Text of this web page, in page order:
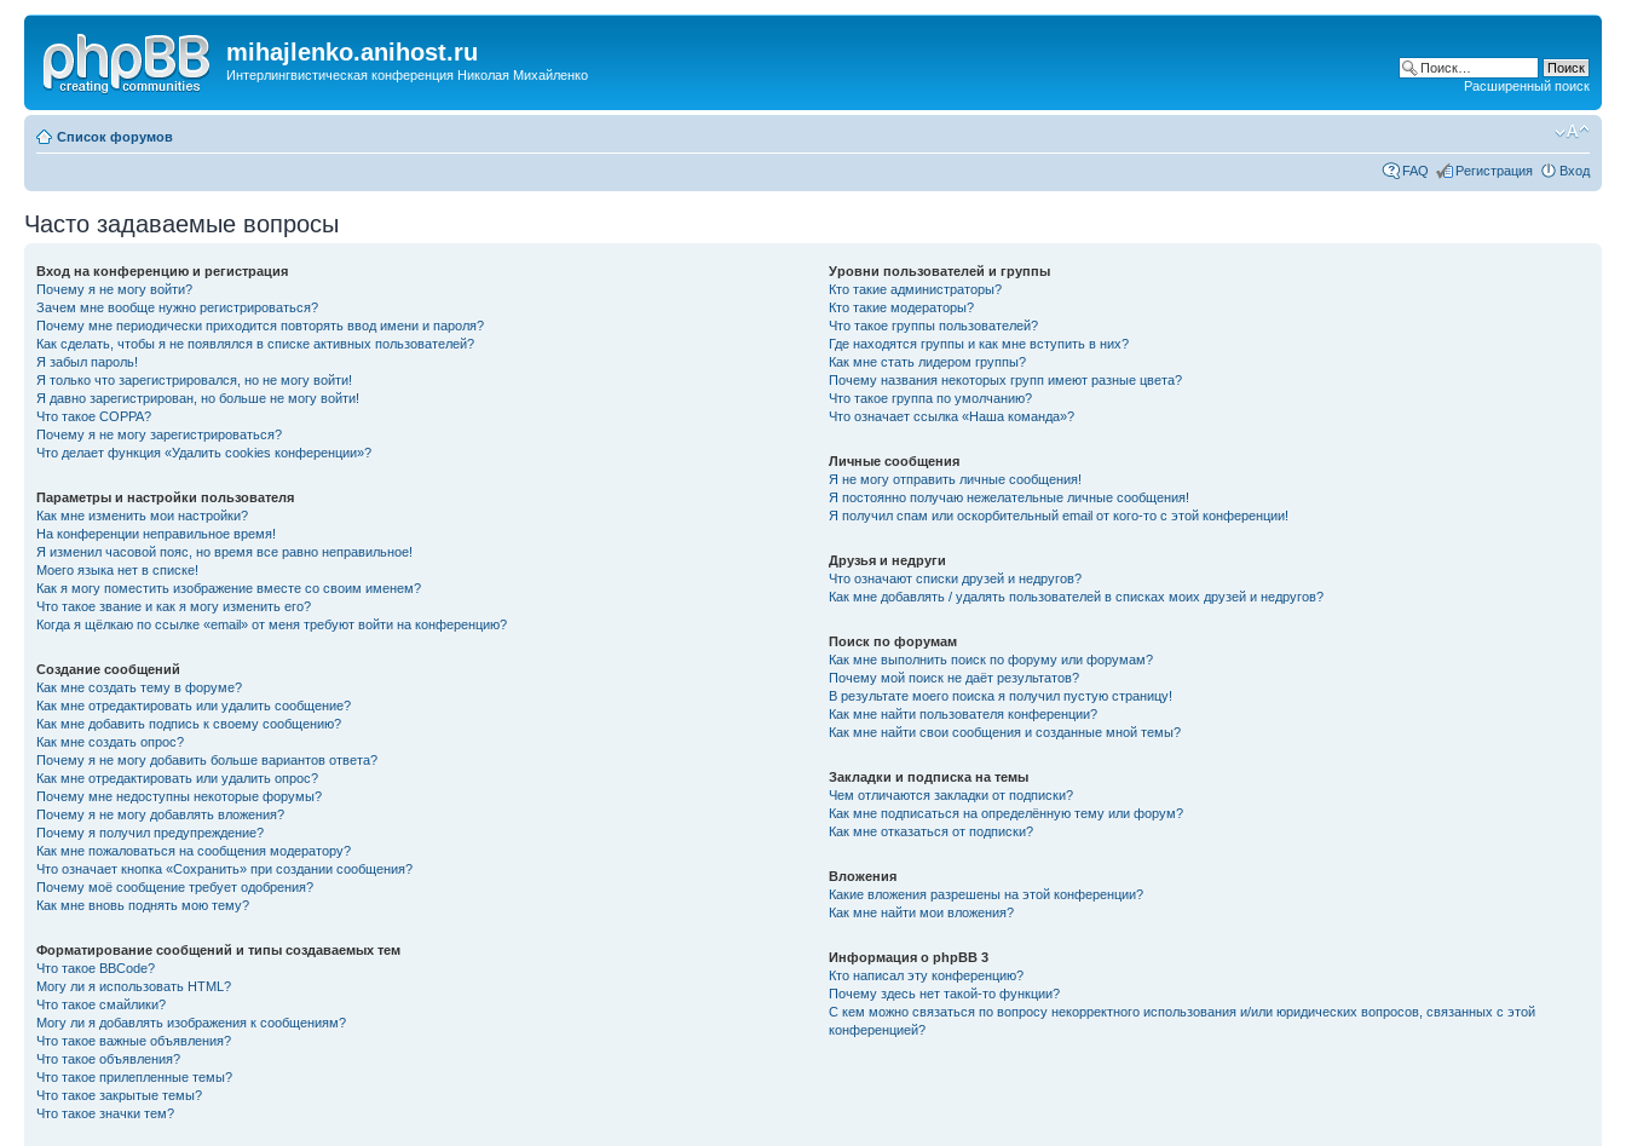
mihajlenko.anihost.ru
Интерлингвистическая конференция Николая Михайленко
Расширенный поиск
Список форумов
FAQ Регистрация Вход
Часто задаваемые вопросы
Вход на конференцию и регистрация
Почему я не могу войти?
Зачем мне вообще нужно регистрироваться?
Почему мне периодически приходится повторять ввод имени и пароля?
Как сделать, чтобы я не появлялся в списке активных пользователей?
Я забыл пароль!
Я только что зарегистрировался, но не могу войти!
Я давно зарегистрирован, но больше не могу войти!
Что такое COPPA?
Почему я не могу зарегистрироваться?
Что делает функция «Удалить cookies конференции»?
Параметры и настройки пользователя
Как мне изменить мои настройки?
На конференции неправильное время!
Я изменил часовой пояс, но время все равно неправильное!
Моего языка нет в списке!
Как я могу поместить изображение вместе со своим именем?
Что такое звание и как я могу изменить его?
Когда я щёлкаю по ссылке «email» от меня требуют войти на конференцию?
Создание сообщений
Как мне создать тему в форуме?
Как мне отредактировать или удалить сообщение?
Как мне добавить подпись к своему сообщению?
Как мне создать опрос?
Почему я не могу добавить больше вариантов ответа?
Как мне отредактировать или удалить опрос?
Почему мне недоступны некоторые форумы?
Почему я не могу добавлять вложения?
Почему я получил предупреждение?
Как мне пожаловаться на сообщения модератору?
Что означает кнопка «Сохранить» при создании сообщения?
Почему моё сообщение требует одобрения?
Как мне вновь поднять мою тему?
Форматирование сообщений и типы создаваемых тем
Что такое BBCode?
Могу ли я использовать HTML?
Что такое смайлики?
Могу ли я добавлять изображения к сообщениям?
Что такое важные объявления?
Что такое объявления?
Что такое прилепленные темы?
Что такое закрытые темы?
Что такое значки тем?
Уровни пользователей и группы
Кто такие администраторы?
Кто такие модераторы?
Что такое группы пользователей?
Где находятся группы и как мне вступить в них?
Как мне стать лидером группы?
Почему названия некоторых групп имеют разные цвета?
Что такое группа по умолчанию?
Что означает ссылка «Наша команда»?
Личные сообщения
Я не могу отправить личные сообщения!
Я постоянно получаю нежелательные личные сообщения!
Я получил спам или оскорбительный email от кого-то с этой конференции!
Друзья и недруги
Что означают списки друзей и недругов?
Как мне добавлять / удалять пользователей в списках моих друзей и недругов?
Поиск по форумам
Как мне выполнить поиск по форуму или форумам?
Почему мой поиск не даёт результатов?
В результате моего поиска я получил пустую страницу!
Как мне найти пользователя конференции?
Как мне найти свои сообщения и созданные мной темы?
Закладки и подписка на темы
Чем отличаются закладки от подписки?
Как мне подписаться на определённую тему или форум?
Как мне отказаться от подписки?
Вложения
Какие вложения разрешены на этой конференции?
Как мне найти мои вложения?
Информация о phpBB 3
Кто написал эту конференцию?
Почему здесь нет такой-то функции?
С кем можно связаться по вопросу некорректного использования и/или юридических вопросов, связанных с этой
конференцией?